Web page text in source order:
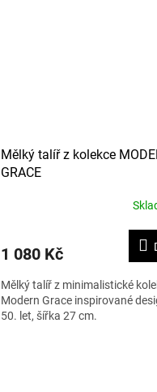
Mělký talíř z kolekce
GRACE
1 080 Kč
Mělký talíř z minimalistické
Modern Grace inspirované
50. let, šířka 27 cm.